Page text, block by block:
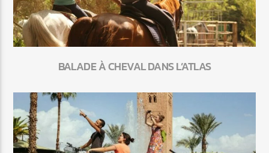
BALADE À CHEVAL DANS L’ATLAS